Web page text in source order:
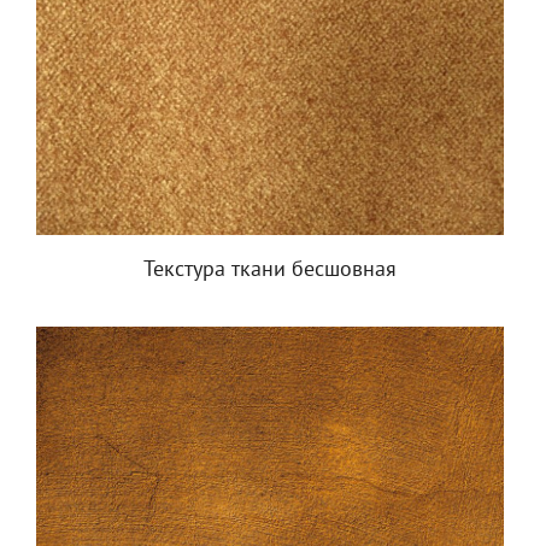
Текстура ткани бесшовная